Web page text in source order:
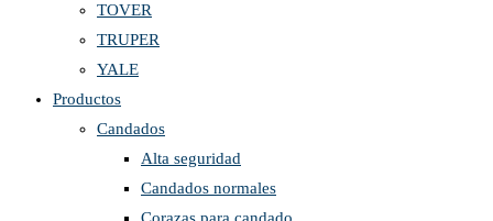
TOVER
TRUPER
YALE
Productos
Candados
Alta seguridad
Candados normales